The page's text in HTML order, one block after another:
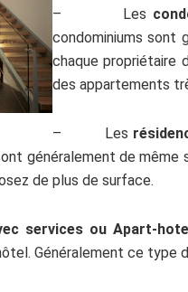
– Les
condominiums sont
chaque propriétaire
des appartements
– Les
généralement de
de plus de surface.
services ou Apart-
Généralement ce